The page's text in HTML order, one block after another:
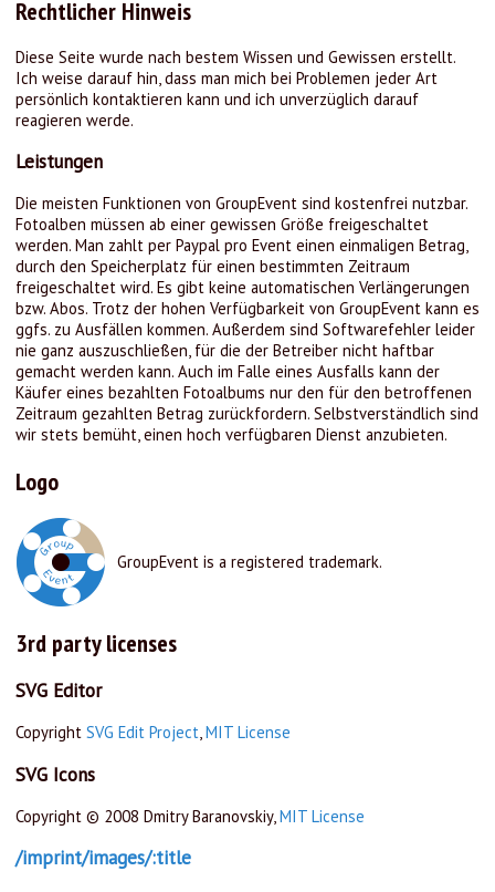
Rechtlicher Hinweis
Diese Seite wurde nach bestem Wissen und Gewissen erstellt.
Ich weise darauf hin, dass man mich bei Problemen jeder Art
persönlich kontaktieren kann und ich unverzüglich darauf
reagieren werde.
Leistungen
Die meisten Funktionen von GroupEvent sind kostenfrei nutzbar.
Fotoalben müssen ab einer gewissen Größe freigeschaltet
werden. Man zahlt per Paypal pro Event einen einmaligen Betrag,
durch den Speicherplatz für einen bestimmten Zeitraum
freigeschaltet wird. Es gibt keine automatischen Verlängerungen
bzw. Abos. Trotz der hohen Verfügbarkeit von GroupEvent kann es
ggfs. zu Ausfällen kommen. Außerdem sind Softwarefehler leider
nie ganz auszuschließen, für die der Betreiber nicht haftbar
gemacht werden kann. Auch im Falle eines Ausfalls kann der
Käufer eines bezahlten Fotoalbums nur den für den betroffenen
Zeitraum gezahlten Betrag zurückfordern. Selbstverständlich sind
wir stets bemüht, einen hoch verfügbaren Dienst anzubieten.
Logo
GroupEvent is a registered trademark.
3rd party licenses
SVG Editor
Copyright SVG Edit Project,MIT License
SVG Icons
Copyright © 2008 Dmitry Baranovskiy, MIT License
/imprint/images/:title